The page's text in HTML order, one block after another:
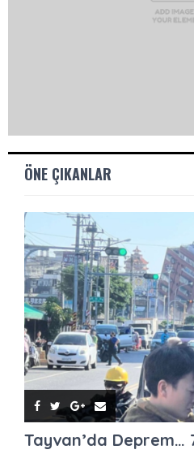
ÖNE ÇIKANLAR
Tayvan’da Deprem…